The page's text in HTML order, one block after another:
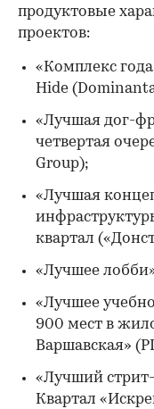
продуктовые
проектов:
«Комплекс
Hide
«Лучшая дог-
четвертая
Group);
«Лучшая
квартал
«Лучшее
«Лучшее
900 мест в
Варшавская»
«Лучший
Квартал